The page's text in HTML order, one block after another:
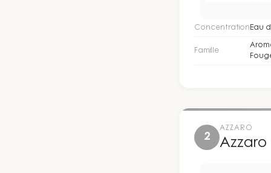
Concentration Eau
Famille
2
AZZARO